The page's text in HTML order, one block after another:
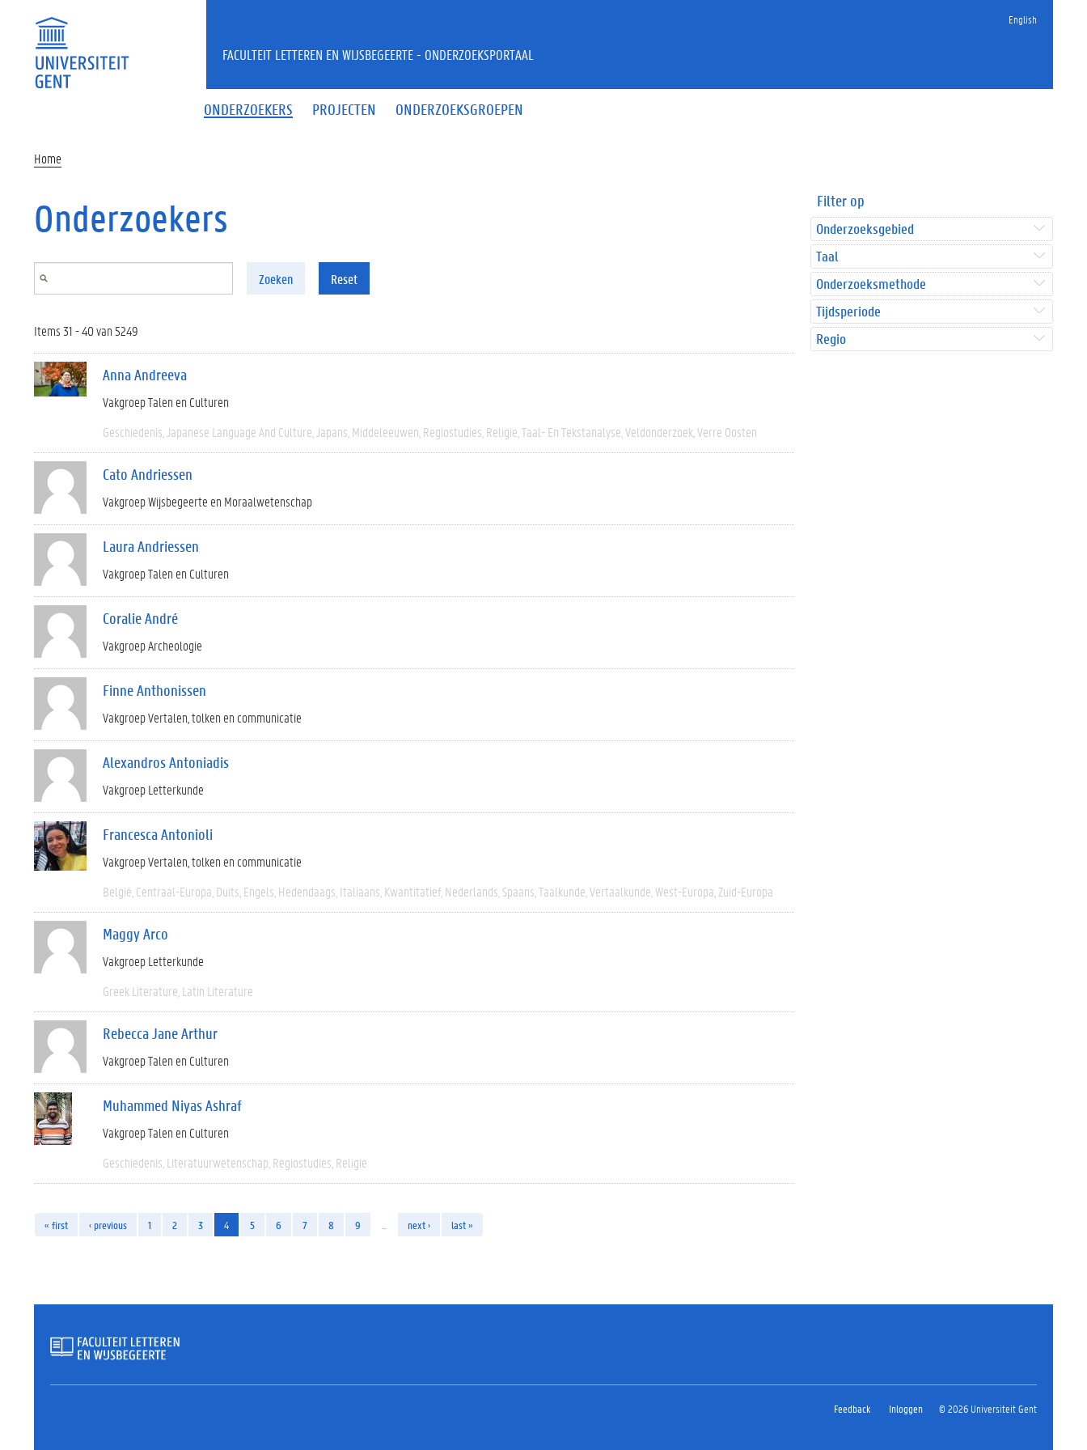
English
ONDERZOEKERS PROJECTEN ONDERZOEKSGROEPEN
FACULTEIT LETTEREN EN WIJSBEGEERTE - ONDERZOEKSPORTAAL
Home
Onderzoekers
Zoeken Reset
Items 31 - 40 van 5249
Anna Andreeva
Vakgroep Talen en Culturen
Geschiedenis Japanese Language And Culture Japans Middeleeuwen Regiostudies Religie Taal- En Tekstanalyse Veldonderzoek Verre Oosten
Cato Andriessen
Vakgroep Wijsbegeerte en Moraalwetenschap
Laura Andriessen
Vakgroep Talen en Culturen
Coralie André
Vakgroep Archeologie
Finne Anthonissen
Vakgroep Vertalen, tolken en communicatie
Alexandros Antoniadis
Vakgroep Letterkunde
Francesca Antonioli
Vakgroep Vertalen, tolken en communicatie
België Centraal-Europa Duits Engels Hedendaags Italiaans Kwantitatief Nederlands Spaans Taalkunde Vertaalkunde West-Europa Zuid-Europa
Maggy Arco
Vakgroep Letterkunde
Greek Literature Latin Literature
Rebecca Jane Arthur
Vakgroep Talen en Culturen
Muhammed Niyas Ashraf
Vakgroep Talen en Culturen
Geschiedenis Literatuurwetenschap Regiostudies Religie
« first ‹ previous 1 2 3 4 5 6 7 8 9 next › last »
Filter op
Onderzoeksgebied
Taal
Onderzoeksmethode
Tijdsperiode
Regio
Feedback Inloggen © 2026 Universiteit Gent